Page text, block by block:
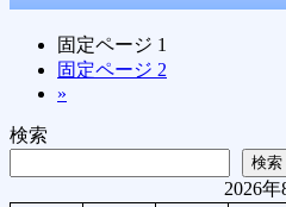
固定ページ 1
固定ページ 2
»
検索
検索
2026年